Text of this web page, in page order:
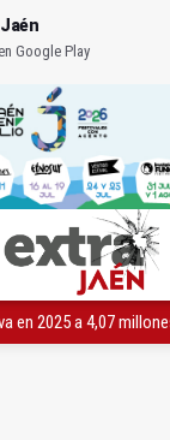
Google Play
en 2025 a 4,07